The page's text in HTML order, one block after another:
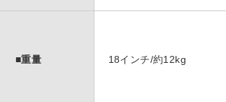
■重量 18インチ/約12kg